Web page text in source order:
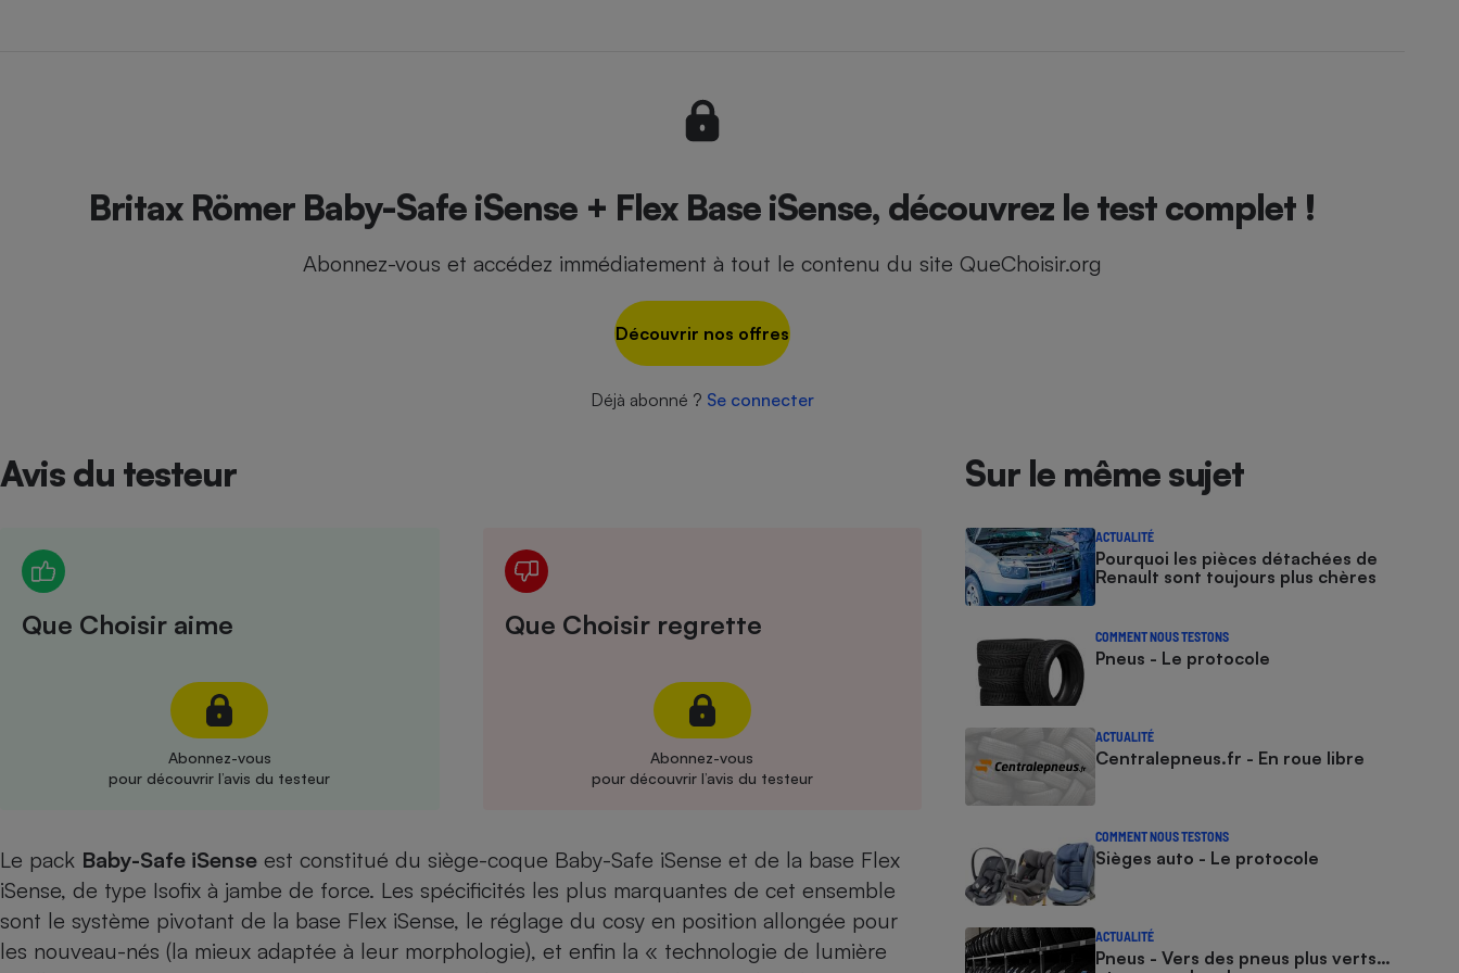
Britax Römer Baby-Safe iSense + Flex Base iSense, découvrez le test complet !
Abonnez-vous et accédez immédiatement à tout le contenu du site QueChoisir.org
Découvrir nos offres
Déjà abonné ? Se connecter
Avis du testeur
Que Choisir aime
Abonnez-vous
pour découvrir l’avis du testeur
Que Choisir regrette
Abonnez-vous
pour découvrir l’avis du testeur
Le pack Baby-Safe iSense est constitué du siège-coque Baby-Safe iSense et de la base Flex
iSense, de type Isofix à jambe de force. Les spécificités les plus marquantes de cet ensemble
sont le système pivotant de la base Flex iSense, le réglage du cosy en position allongée pour
les nouveau-nés (la mieux adaptée à leur morphologie), et enfin la « technologie de lumière
Sur le même sujet
ACTUALITÉ
Pourquoi les pièces détachées de
Renault sont toujours plus chères
COMMENT NOUS TESTONS
Pneus - Le protocole
ACTUALITÉ
Centralepneus.fr - En roue libre
COMMENT NOUS TESTONS
Sièges auto - Le protocole
ACTUALITÉ
Pneus - Vers des pneus plus verts…
Ventilateur
Ordinateur portable
Matelas Poêle à granulés
Lessive